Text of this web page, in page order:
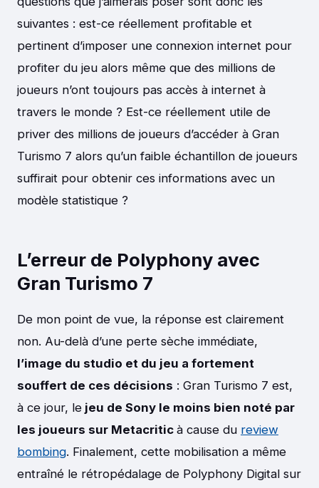
suivantes : est-ce réellement profitable et
pertinent d’imposer une connexion internet pour
profiter du jeu alors même que des millions de
joueurs n’ont toujours pas accès à internet à
travers le monde ? Est-ce réellement utile de
priver des millions de joueurs d’accéder à Gran
Turismo 7 alors qu’un faible échantillon de joueurs
suffirait pour obtenir ces informations avec un
modèle statistique ?
L’erreur de Polyphony avec
Gran Turismo 7
De mon point de vue, la réponse est clairement
non. Au-delà d’une perte sèche immédiate,
l’image du studio et du jeu a fortement
souffert de ces décisions : Gran Turismo 7 est,
à ce jour, le jeu de Sony le moins bien noté par
les joueurs sur Metacritic à cause du review
bombing. Finalement, cette mobilisation a même
entraîné le rétropédalage de Polyphony Digital sur